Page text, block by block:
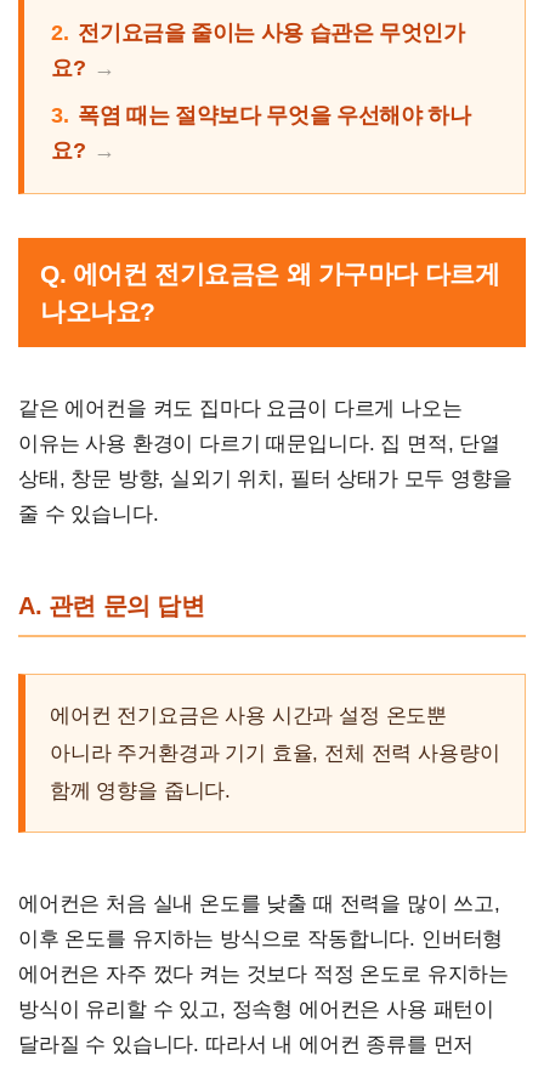
2. 전기요금을 줄이는 사용 습관은 무엇인가
요?
3. 폭염 때는 절약보다 무엇을 우선해야 하나
요?
Q. 에어컨 전기요금은 왜 가구마다 다르게
나오나요?
같은 에어컨을 켜도 집마다 요금이 다르게 나오는
이유는 사용 환경이 다르기 때문입니다. 집 면적, 단열
상태, 창문 방향, 실외기 위치, 필터 상태가 모두 영향을
줄 수 있습니다.
A. 관련 문의 답변
에어컨 전기요금은 사용 시간과 설정 온도뿐
아니라 주거환경과 기기 효율, 전체 전력 사용량이
함께 영향을 줍니다.
에어컨은 처음 실내 온도를 낮출 때 전력을 많이 쓰고,
이후 온도를 유지하는 방식으로 작동합니다. 인버터형
에어컨은 자주 껐다 켜는 것보다 적정 온도로 유지하는
방식이 유리할 수 있고, 정속형 에어컨은 사용 패턴이
달라질 수 있습니다. 따라서 내 에어컨 종류를 먼저